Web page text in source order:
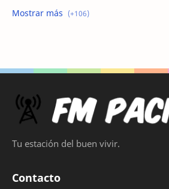
Busco Empleo Sin Experiencia Busco
busco trabajo la plata
Tu estación del buen vivir.
Contacto